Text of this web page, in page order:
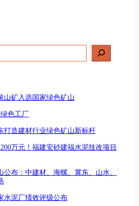
山矿入选国家绿色矿山
色工厂
打造建材行业绿色矿山新标杆
万元！福建安砂建福水泥技改项目
布：中建材、海螺、冀东、山水、
水泥厂绩效评级公布